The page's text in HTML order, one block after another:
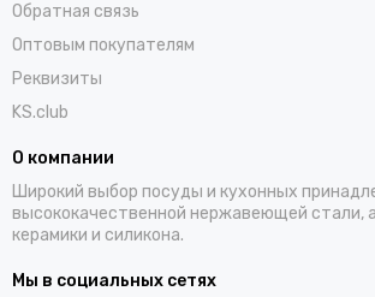
Обратная связь
Оптовым покупателям
Реквизиты
KS.club
О компании
Широкий выбор посуды и кухонных
высококачественной нержавеющей стали,
керамики и силикона.
Мы в социальных сетях